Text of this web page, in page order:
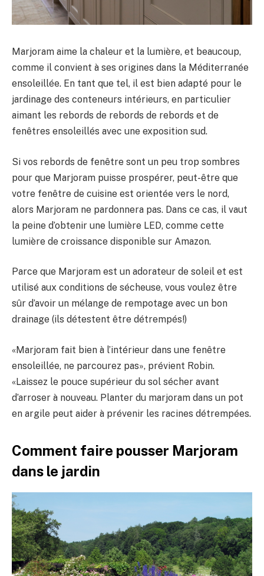
Marjoram aime la chaleur et la lumière, et beaucoup,
comme il convient à ses origines dans la Méditerranée
ensoleillée. En tant que tel, il est bien adapté pour le
jardinage des conteneurs intérieurs, en particulier
aimant les rebords de rebords de rebords et de
fenêtres ensoleillés avec une exposition sud.
Si vos rebords de fenêtre sont un peu trop sombres
pour que Marjoram puisse prospérer, peut-être que
votre fenêtre de cuisine est orientée vers le nord,
alors Marjoram ne pardonnera pas. Dans ce cas, il vaut
la peine d’obtenir une lumière LED, comme cette
lumière de croissance disponible sur Amazon.
Parce que Marjoram est un adorateur de soleil et est
utilisé aux conditions de sécheuse, vous voulez être
sûr d’avoir un mélange de rempotage avec un bon
drainage (ils détestent être détrempés!)
«Marjoram fait bien à l’intérieur dans une fenêtre
ensoleillée, ne parcourez pas», prévient Robin.
«Laissez le pouce supérieur du sol sécher avant
d’arroser à nouveau. Planter du marjoram dans un pot
en argile peut aider à prévenir les racines détrempées.
Comment faire pousser Marjoram
dans le jardin